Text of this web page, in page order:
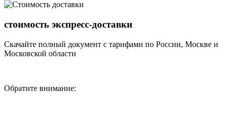
стоимость экспресс-доставки
Скачайте полный документ с тарифами по России, Москве и
Московской области
Обратите внимание: